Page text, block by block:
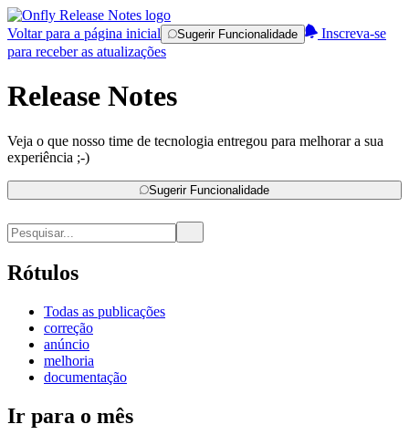
Voltar para a página inicial Sugerir Funcionalidade
Inscreva-se
para receber as atualizações
Release Notes
Veja o que nosso time de tecnologia entregou para melhorar a sua
experiência ;-)
Sugerir Funcionalidade
Rótulos
Todas as publicações
correção
anúncio
melhoria
documentação
Ir para o mês